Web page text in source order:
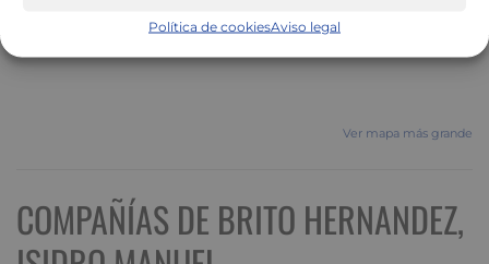
Política de cookiesAviso legal
Ver mapa más grande
COMPAÑÍAS DE BRITO HERNANDEZ,